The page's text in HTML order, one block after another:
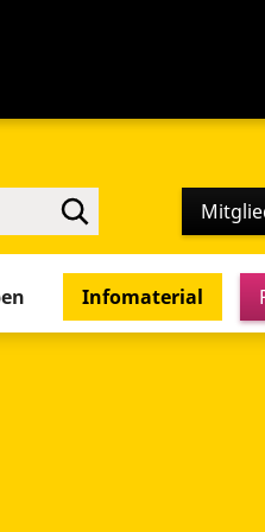
Infomaterial